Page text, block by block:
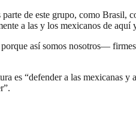
de este grupo, como Brasil,
a las y los mexicanos de
así somos nosotros—
es “defender a las mexicanas